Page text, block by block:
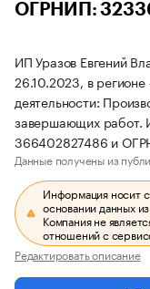
ОГРНИП:
ИП Уразов Евгений
26.10.2023, в
деятельности:
завершающих работ.
366402827486 и
Данные получены из
Информация носит
основании данных
Компания не
отношений с
Редактировать описание